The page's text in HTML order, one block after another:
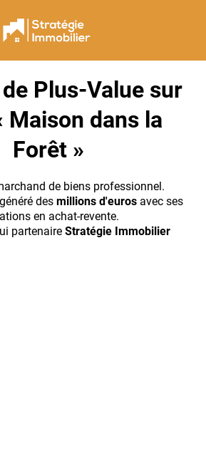
Plus-Value sur
Maison dans la
Forêt »
de biens professionnel.
des millions d'eurosavec ses
en achat-revente.
partenaire Stratégie Immobilier